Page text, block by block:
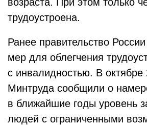
трудоустроена.
Ранее правительство
мер для облегчения
с инвалидностью. В октябре
Минтруда сообщили о
в ближайшие годы уровень
людей с ограниченными